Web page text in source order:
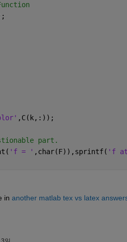
,C(k,:));
part.
'f = ' ,char(F)),sprintf( 'f
in another matlab tex vs latex